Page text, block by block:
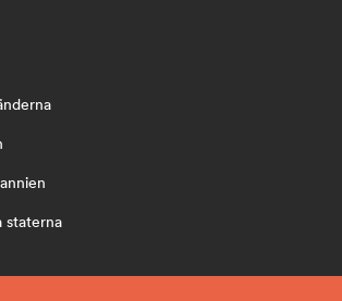
staterna